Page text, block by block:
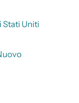
Stati Uniti